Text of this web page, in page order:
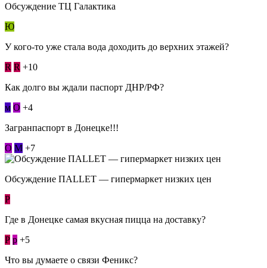
Обсуждение ТЦ Галактика
Ю
У кого-то уже стала вода доходить до верхних этажей?
R R +10
Как долго вы ждали паспорт ДНР/РФ?
м О +4
Загранпаспорт в Донецке!!!
О М +7
Обсуждение ПАLLЕТ — гипермаркет низких цен
Р
Где в Донецке самая вкусная пицца на доставку?
Р p +5
Что вы думаете о связи Феникс?